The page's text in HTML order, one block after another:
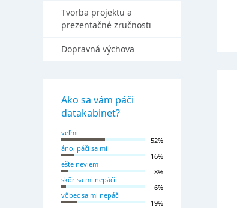
Tvorba projektu a
prezentačné zručnosti
Dopravná výchova
Ako sa vám páči
datakabinet?
veľmi
52%
áno, páči sa mi
16%
ešte neviem
8%
skôr sa mi nepáči
6%
vôbec sa mi nepáči
19%